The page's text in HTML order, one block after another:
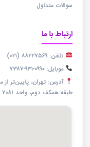
سوالات متداول
ارتباط با ما
تلفن: ۸۸۲۲۷۵۶۹ (۰۲۱)
موبایل: ۰۹۹۰-۹۳۱-۷۳۸۷
آدرس: تهران، پایین‌تر از
طبقه همکف دوم، واحد ۷۰۸۱